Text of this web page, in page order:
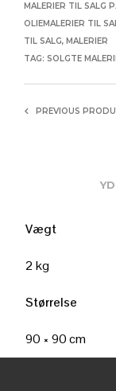
MALERIER TIL SALG
OLIEMALERIER TIL
TIL SALG, MALERIER
TAG: SOLGTE
PREVIOUS
Vægt
2 kg
Størrelse
90 × 90 cm